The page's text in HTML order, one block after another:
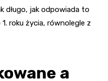
długo, jak odpowiada to
roku życia, równolegle z
a